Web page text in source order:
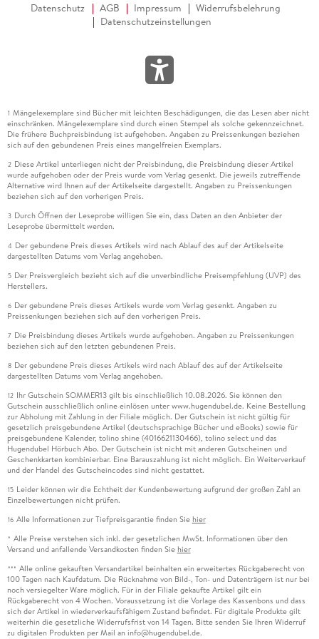
Datenschutz AGB Impressum
Widerrufsbelehrung
Datenschutzeinstellungen
1 Mängelexemplare sind Bücher mit leichten Beschädigungen, die das Lesen aber nicht
einschränken. Mängelexemplare sind durch einen Stempel als solche gekennzeichnet.
Die frühere Buchpreisbindung ist aufgehoben. Angaben zu Preissenkungen beziehen
sich auf den gebundenen Preis eines mangelfreien Exemplars.
2 Diese Artikel unterliegen nicht der Preisbindung, die Preisbindung dieser Artikel
wurde aufgehoben oder der Preis wurde vom Verlag gesenkt. Die jeweils zutreffende
Alternative wird Ihnen auf der Artikelseite dargestellt. Angaben zu Preissenkungen
beziehen sich auf den vorherigen Preis.
3 Durch Öffnen der Leseprobe willigen Sie ein, dass Daten an den Anbieter der
Leseprobe übermittelt werden.
4 Der gebundene Preis dieses Artikels wird nach Ablauf des auf der Artikelseite
dargestellten Datums vom Verlag angehoben.
5 Der Preisvergleich bezieht sich auf die unverbindliche Preisempfehlung (UVP) des
Herstellers.
6 Der gebundene Preis dieses Artikels wurde vom Verlag gesenkt. Angaben zu
Preissenkungen beziehen sich auf den vorherigen Preis.
7 Die Preisbindung dieses Artikels wurde aufgehoben. Angaben zu Preissenkungen
beziehen sich auf den letzten gebundenen Preis.
8 Der gebundene Preis dieses Artikels wird nach Ablauf des auf der Artikelseite
dargestellten Datums vom Verlag angehoben.
12 Ihr Gutschein SOMMER13 gilt bis einschließlich 10.08.2026. Sie können den
Gutschein ausschließlich online einlösen unter www.hugendubel.de. Keine Bestellung
zur Abholung mit Zahlung in der Filiale möglich. Der Gutschein ist nicht gültig für
gesetzlich preisgebundene Artikel (deutschsprachige Bücher und eBooks) sowie für
preisgebundene Kalender, tolino shine (4016621130466), tolino select und das
Hugendubel Hörbuch Abo. Der Gutschein ist nicht mit anderen Gutscheinen und
Geschenkkarten kombinierbar. Eine Barauszahlung ist nicht möglich. Ein Weiterverkauf
und der Handel des Gutscheincodes sind nicht gestattet.
15 Leider können wir die Echtheit der Kundenbewertung aufgrund der großen Zahl an
Einzelbewertungen nicht prüfen.
16 Alle Informationen zur Tiefpreisgarantie finden Sie hier
* Alle Preise verstehen sich inkl. der gesetzlichen MwSt. Informationen über den
Versand und anfallende Versandkosten finden Sie hier
*** Alle online gekauften Versandartikel beinhalten ein erweitertes Rückgaberecht von
100 Tagen nach Kaufdatum. Die Rücknahme von Bild-, Ton- und Datenträgern ist nur bei
noch versiegelter Ware möglich. Für in der Filiale gekaufte Artikel gilt ein
Rückgaberecht von 4 Wochen. Voraussetzung ist die Vorlage des Kassenbons und dass
sich der Artikel in wiederverkaufsfähigem Zustand befindet. Für digitale Produkte gilt
weiterhin die gesetzliche Widerrufsfrist von 14 Tagen. Bitte senden Sie Ihren Widerruf
zu digitalen Produkten per Mail an info@hugendubel.de.